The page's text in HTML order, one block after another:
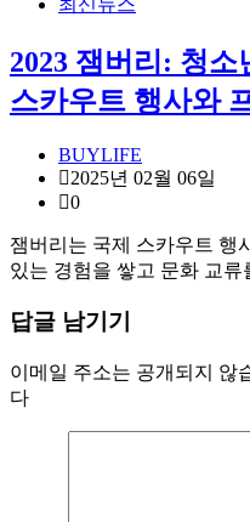
최신뉴스
2023 잼버리: 청소
스카우트 행사와
BUYLIFE
2025년 02월 06일
0
잼버리는 국제 스카우트 행
있는 경험을 쌓고 문화 교
답글 남기기
이메일 주소는 공개되지 않
다